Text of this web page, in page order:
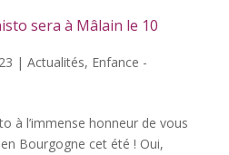
sera à Mâlain le 10
| Actualités, Enfance -
à l’immense honneur de vous
Bourgogne cet été ! Oui,